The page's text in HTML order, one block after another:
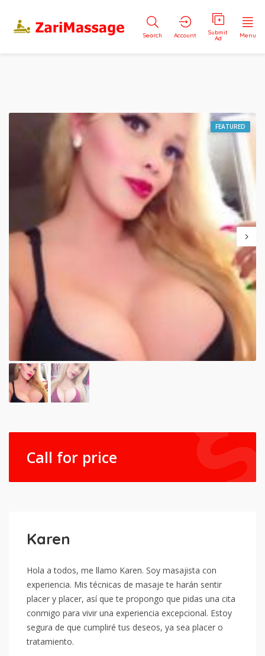
Search Account Submit
Ad Menu
FEATURED
Call for price
Karen
Hola a todos, me llamo Karen. Soy masajista con
experiencia. Mis técnicas de masaje te harán sentir
placer y placer, así que te propongo que pidas una cita
conmigo para vivir una experiencia excepcional. Estoy
segura de que cumpliré tus deseos, ya sea placer o
tratamiento.